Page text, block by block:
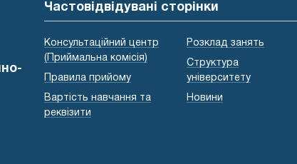
Частовідвідувані сторінки
Консультаційний центр
(Приймальна комісія)
Правила прийому
Вартість навчання та
реквізити
Розклад занять
Структура
університету
Новини